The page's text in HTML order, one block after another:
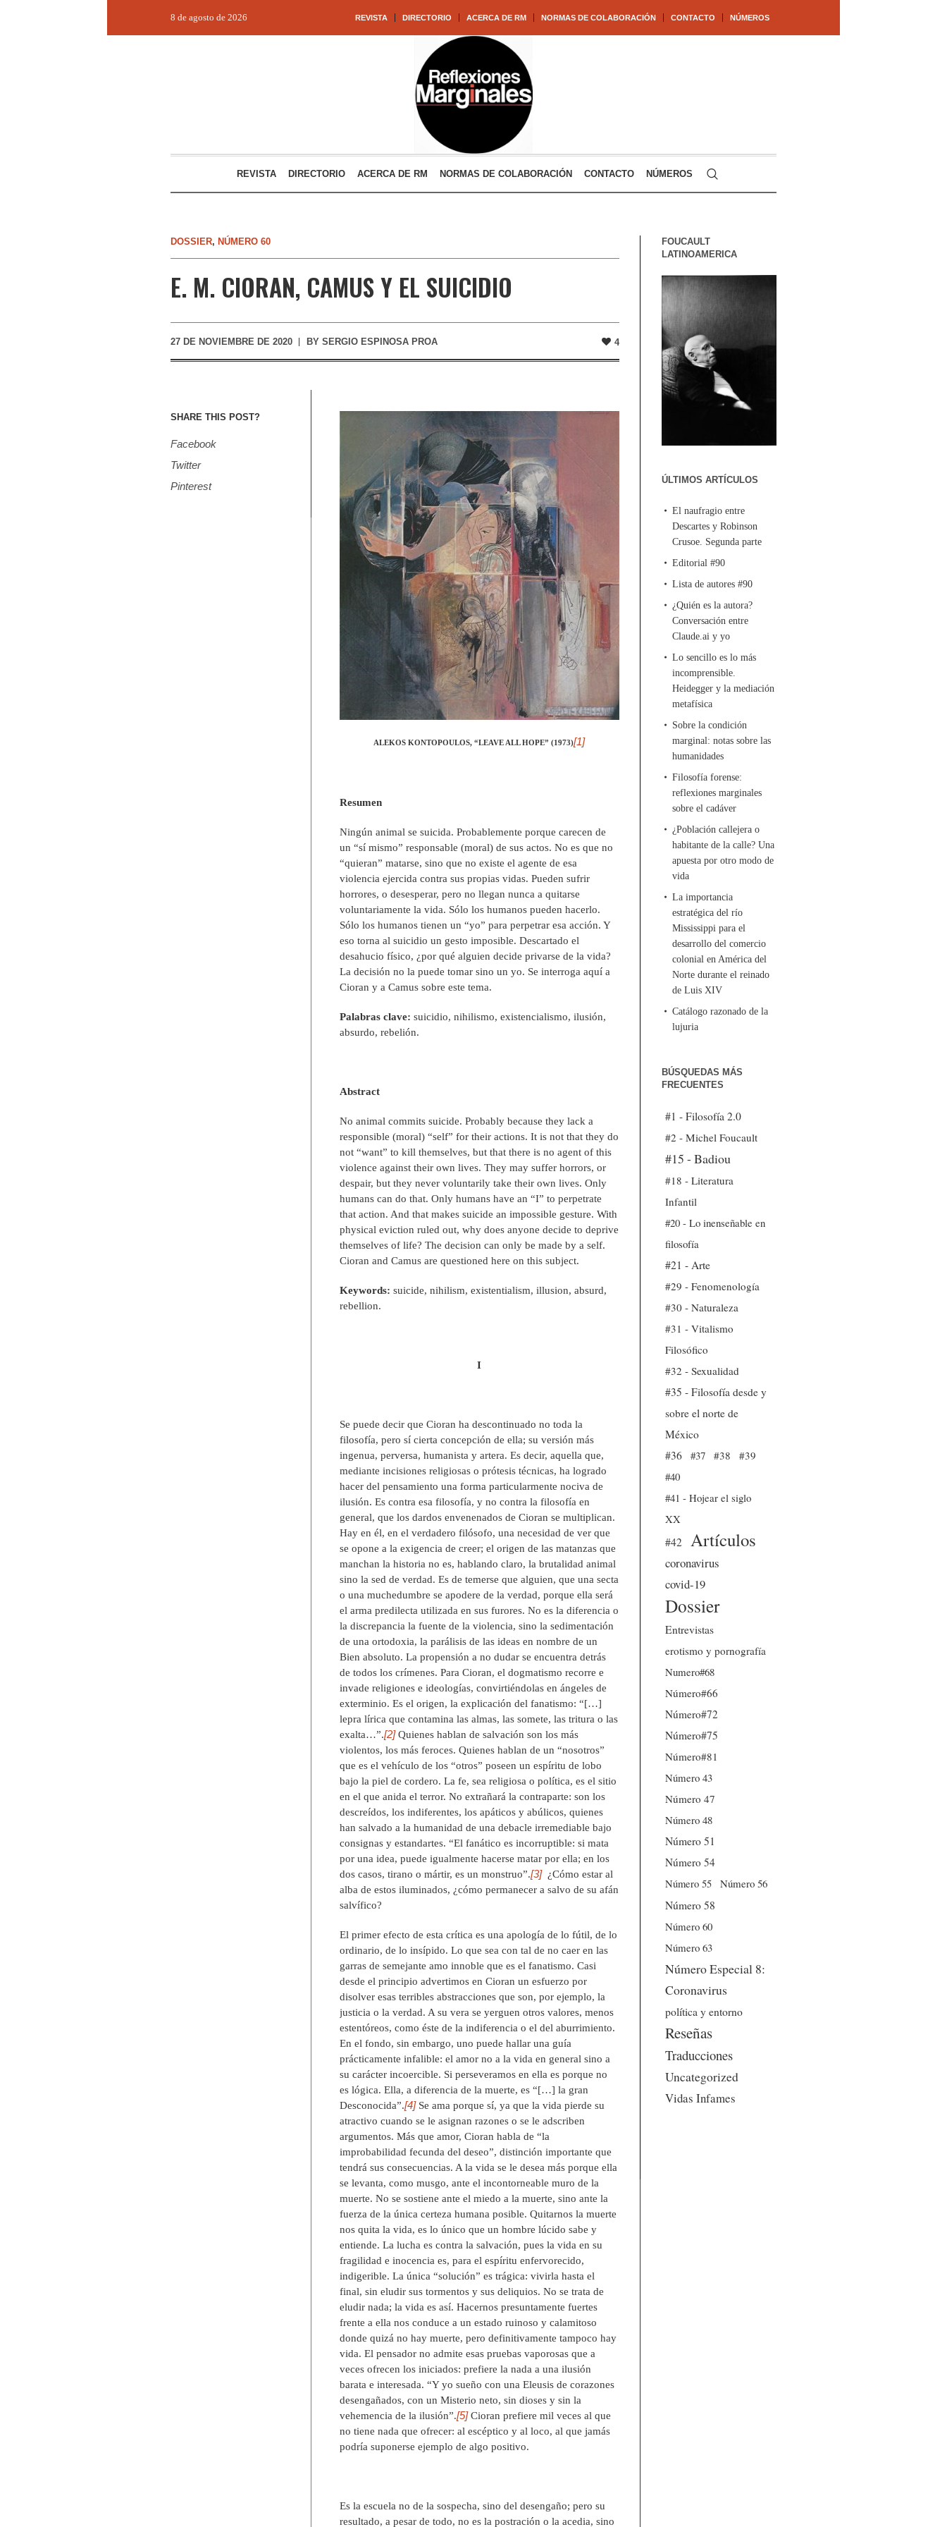
REVISTA DIRECTORIO ACERCA DE RM NORMAS DE COLABORACIÓN CONTACTO NÚMEROS
8 de agosto de 2026
REVISTA DIRECTORIO ACERCA DE RM NORMAS DE COLABORACIÓN CONTACTO NÚMEROS
DOSSIER, NÚMERO 60
E. M. CIORAN, CAMUS Y EL SUICIDIO
27 DE NOVIEMBRE DE 2020 BY SERGIO ESPINOSA PROA 4
SHARE THIS POST?
Facebook
Twitter
Pinterest
ALEKOS KONTOPOULOS, “LEAVE ALL HOPE” (1973)[1]
Resumen
Ningún animal se suicida. Probablemente porque carecen de
un “sí mismo” responsable (moral) de sus actos. No es que no
“quieran” matarse, sino que no existe el agente de esa
violencia ejercida contra sus propias vidas. Pueden sufrir
horrores, o desesperar, pero no llegan nunca a quitarse
voluntariamente la vida. Sólo los humanos pueden hacerlo.
Sólo los humanos tienen un “yo” para perpetrar esa acción. Y
eso torna al suicidio un gesto imposible. Descartado el
desahucio físico, ¿por qué alguien decide privarse de la vida?
La decisión no la puede tomar sino un yo. Se interroga aquí a
Cioran y a Camus sobre este tema.
Palabras clave: suicidio, nihilismo, existencialismo, ilusión,
absurdo, rebelión.
Abstract
No animal commits suicide. Probably because they lack a
responsible (moral) “self” for their actions. It is not that they do
not “want” to kill themselves, but that there is no agent of this
violence against their own lives. They may suffer horrors, or
despair, but they never voluntarily take their own lives. Only
humans can do that. Only humans have an “I” to perpetrate
that action. And that makes suicide an impossible gesture. With
physical eviction ruled out, why does anyone decide to deprive
themselves of life? The decision can only be made by a self.
Cioran and Camus are questioned here on this subject.
Keywords: suicide, nihilism, existentialism, illusion, absurd,
rebellion.
I
Se puede decir que Cioran ha descontinuado no toda la
filosofía, pero sí cierta concepción de ella; su versión más
ingenua, perversa, humanista y artera. Es decir, aquella que,
mediante incisiones religiosas o prótesis técnicas, ha logrado
hacer del pensamiento una forma particularmente nociva de
ilusión. Es contra esa filosofía, y no contra la filosofía en
general, que los dardos envenenados de Cioran se multiplican.
Hay en él, en el verdadero filósofo, una necesidad de ver que
se opone a la exigencia de creer; el origen de las matanzas que
manchan la historia no es, hablando claro, la brutalidad animal
sino la sed de verdad. Es de temerse que alguien, que una secta
o una muchedumbre se apodere de la verdad, porque ella será
el arma predilecta utilizada en sus furores. No es la diferencia o
la discrepancia la fuente de la violencia, sino la sedimentación
de una ortodoxia, la parálisis de las ideas en nombre de un
Bien absoluto. La propensión a no dudar se encuentra detrás
de todos los crímenes. Para Cioran, el dogmatismo recorre e
invade religiones e ideologías, convirtiéndolas en ángeles de
exterminio. Es el origen, la explicación del fanatismo: “[…]
lepra lírica que contamina las almas, las somete, las tritura o las
exalta…”.[2]Quienes hablan de salvación son los más
violentos, los más feroces. Quienes hablan de un “nosotros”
que es el vehículo de los “otros” poseen un espíritu de lobo
bajo la piel de cordero. La fe, sea religiosa o política, es el sitio
en el que anida el terror. No extrañará la contraparte: son los
descreídos, los indiferentes, los apáticos y abúlicos, quienes
han salvado a la humanidad de una debacle irremediable bajo
consignas y estandartes. “El fanático es incorruptible: si mata
por una idea, puede igualmente hacerse matar por ella; en los
dos casos, tirano o mártir, es un monstruo”.[3]¿Cómo estar al
alba de estos iluminados, ¿cómo permanecer a salvo de su afán
salvífico?
El primer efecto de esta crítica es una apología de lo fútil, de lo
ordinario, de lo insípido. Lo que sea con tal de no caer en las
garras de semejante amo innoble que es el fanatismo. Casi
desde el principio advertimos en Cioran un esfuerzo por
disolver esas terribles abstracciones que son, por ejemplo, la
justicia o la verdad. A su vera se yerguen otros valores, menos
estentóreos, como éste de la indiferencia o el del aburrimiento.
En el fondo, sin embargo, uno puede hallar una guía
prácticamente infalible: el amor no a la vida en general sino a
su carácter incoercible. Si perseveramos en ella es porque no
es lógica. Ella, a diferencia de la muerte, es “[…] la gran
Desconocida”.[4]Se ama porque sí, ya que la vida pierde su
atractivo cuando se le asignan razones o se le adscriben
argumentos. Más que amor, Cioran habla de “la
improbabilidad fecunda del deseo”, distinción importante que
tendrá sus consecuencias. A la vida se le desea más porque ella
se levanta, como musgo, ante el incontorneable muro de la
muerte. No se sostiene ante el miedo a la muerte, sino ante la
fuerza de la única certeza humana posible. Quitarnos la muerte
nos quita la vida, es lo único que un hombre lúcido sabe y
entiende. La lucha es contra la salvación, pues la vida en su
fragilidad e inocencia es, para el espíritu enfervorecido,
indigerible. La única “solución” es trágica: vivirla hasta el
final, sin eludir sus tormentos y sus deliquios. No se trata de
eludir nada; la vida es así. Hacernos presuntamente fuertes
frente a ella nos conduce a un estado ruinoso y calamitoso
donde quizá no hay muerte, pero definitivamente tampoco hay
vida. El pensador no admite esas pruebas vaporosas que a
veces ofrecen los iniciados: prefiere la nada a una ilusión
barata e interesada. “Y yo sueño con una Eleusis de corazones
desengañados, con un Misterio neto, sin dioses y sin la
vehemencia de la ilusión”.[5]Cioran prefiere mil veces al que
no tiene nada que ofrecer: al escéptico y al loco, al que jamás
podría suponerse ejemplo de algo positivo.
Es la escuela no de la sospecha, sino del desengaño; pero su
resultado, a pesar de todo, no es la postración o la acedia, sino
FOUCAULT
LATINOAMERICA
ÚLTIMOS ARTÍCULOS
El naufragio entre
Descartes y Robinson
Crusoe. Segunda parte
Editorial #90
Lista de autores #90
¿Quién es la autora?
Conversación entre
Claude.ai y yo
Lo sencillo es lo más
incomprensible.
Heidegger y la mediación
metafísica
Sobre la condición
marginal: notas sobre las
humanidades
Filosofía forense:
reflexiones marginales
sobre el cadáver
¿Población callejera o
habitante de la calle? Una
apuesta por otro modo de
vida
La importancia
estratégica del río
Mississippi para el
desarrollo del comercio
colonial en América del
Norte durante el reinado
de Luis XIV
Catálogo razonado de la
lujuria
BÚSQUEDAS MÁS
FRECUENTES
#1 - Filosofía 2.0
#2 - Michel Foucault
#15 - Badiou
#18 - Literatura
Infantil
#20 - Lo inenseñable en
filosofía
#21 - Arte
#29 - Fenomenología
#30 - Naturaleza
#31 - Vitalismo
Filosófico
#32 - Sexualidad
#35 - Filosofía desde y
sobre el norte de
México
#36
#37 #38
#39
#40
#41 - Hojear el siglo
XX
#42
Artículos
coronavirus
covid-19
Dossier
Entrevistas
erotismo y pornografía
Numero#68
Número#66
Número#72
Número#75
Número#81
Número 43
Número 47
Número 48
Número 51
Número 54
Número 55
Número 56
Número 58
Número 60
Número 63
Número Especial 8:
Coronavirus
política y entorno
Reseñas
Traducciones
Uncategorized
Vidas Infames